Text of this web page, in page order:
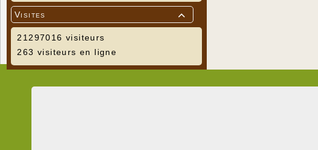

Visites
21297016 visiteurs
263 visiteurs en ligne